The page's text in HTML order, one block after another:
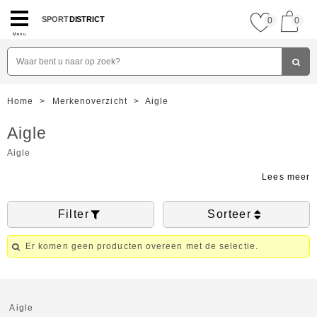
Menu
SPORTDISTRICT 0 0
Home > Merkenoverzicht > Aigle
Aigle
Aigle
Filter Sorteer
Er komen geen producten overeen met de selectie.
Aigle